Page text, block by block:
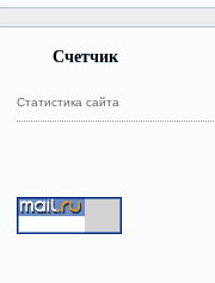
Счетчик
Статистика сайта